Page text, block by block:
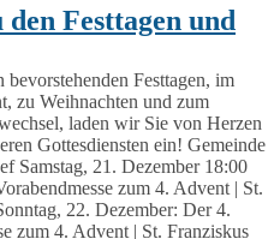
Festtagen und
bevorstehenden Festtagen, im
zu Weihnachten und zum
laden wir Sie von Herzen
Gottesdiensten ein! Gemeinde
Samstag, 21. Dezember 18:00
zum 4. Advent | St.
22. Dezember: Der 4.
zum 4. Advent | St. Franziskus